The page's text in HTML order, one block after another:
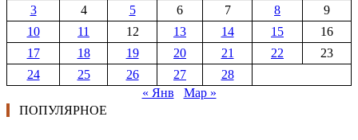
3
4 5 6 7 8
9
10
11 12 13 14 15
16
17
18 19 20 21 22
23
24
25 26 27
28
« Янв
Мар »
ПОПУЛЯРНОЕ